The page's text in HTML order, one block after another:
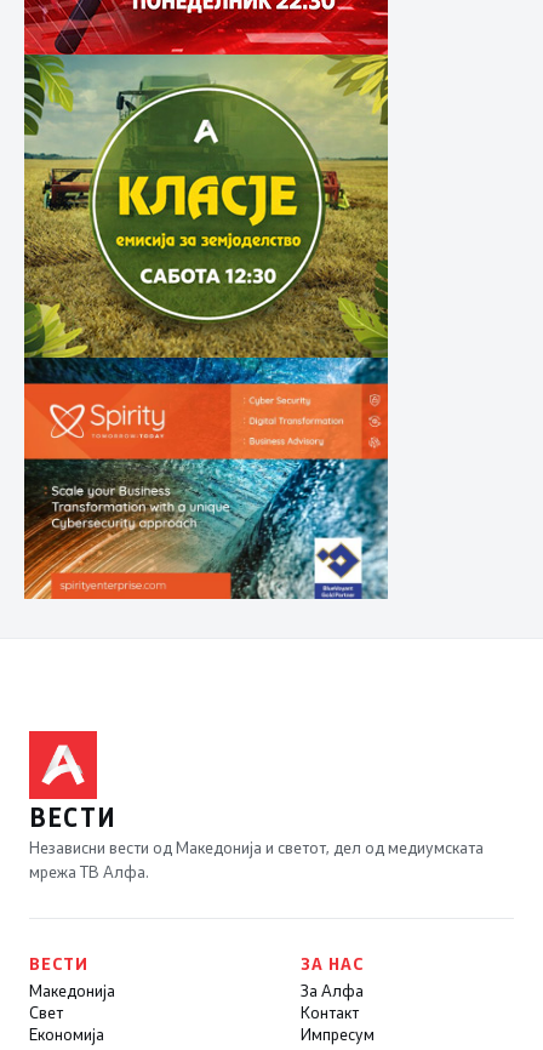
ВЕСТИ
Независни вести од Македонија и светот, дел од медиумската
мрежа ТВ Алфа.
ВЕСТИ
Македонија
Свет
Економија
ЗА НАС
За Алфа
Контакт
Импресум